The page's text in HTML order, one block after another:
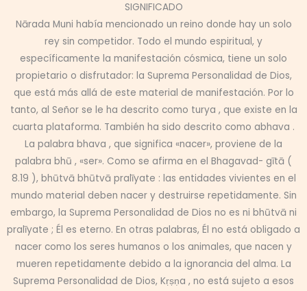
SIGNIFICADO
Nārada Muni había mencionado un reino donde hay un solo
rey sin competidor. Todo el mundo espiritual, y
específicamente la manifestación cósmica, tiene un solo
propietario o disfrutador: la Suprema Personalidad de Dios,
que está más allá de este material de manifestación. Por lo
tanto, al Señor se le ha descrito como turya , que existe en la
cuarta plataforma. También ha sido descrito como abhava .
La palabra bhava , que significa «nacer», proviene de la
palabra bhū , «ser». Como se afirma en el Bhagavad- gītā (
8.19 ), bhūtvā bhūtvā pralīyate : las entidades vivientes en el
mundo material deben nacer y destruirse repetidamente. Sin
embargo, la Suprema Personalidad de Dios no es ni bhūtvā ni
pralīyate ; Él es eterno. En otras palabras, Él no está obligado a
nacer como los seres humanos o los animales, que nacen y
mueren repetidamente debido a la ignorancia del alma. La
Suprema Personalidad de Dios, Kṛṣṇa , no está sujeto a esos